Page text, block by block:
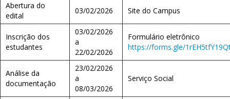
Abertura do
edital
03/02/2026 Site do Campus
Inscrição dos
estudantes
03/02/2026
a
22/02/2026
Formulário eletrônico
https://forms.gle/
Análise da
documentação
23/02/2026
a
08/03/2026
Serviço Social